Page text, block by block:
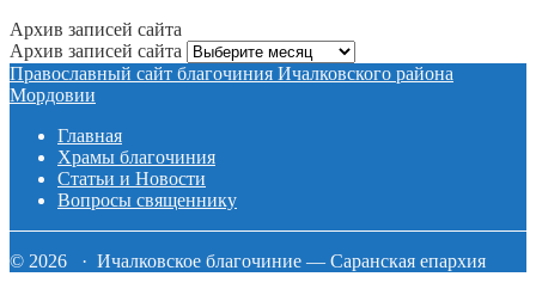
Архив записей сайта
Архив записей сайта
Православный сайт благочиния Ичалковского района
Мордовии
Главная
Храмы благочиния
Статьи и Новости
Вопросы священнику
© 2026 · Ичалковское благочиние — Саранская епархия